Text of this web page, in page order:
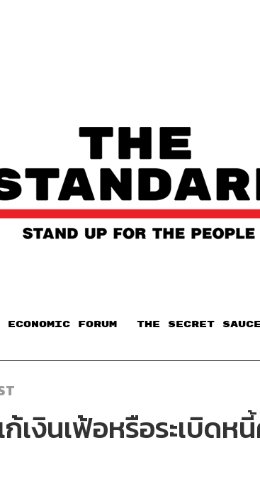
ECONOMIC FORUM THE SECRET SAUCE​
งินเฟ้อหรือระเบิดห